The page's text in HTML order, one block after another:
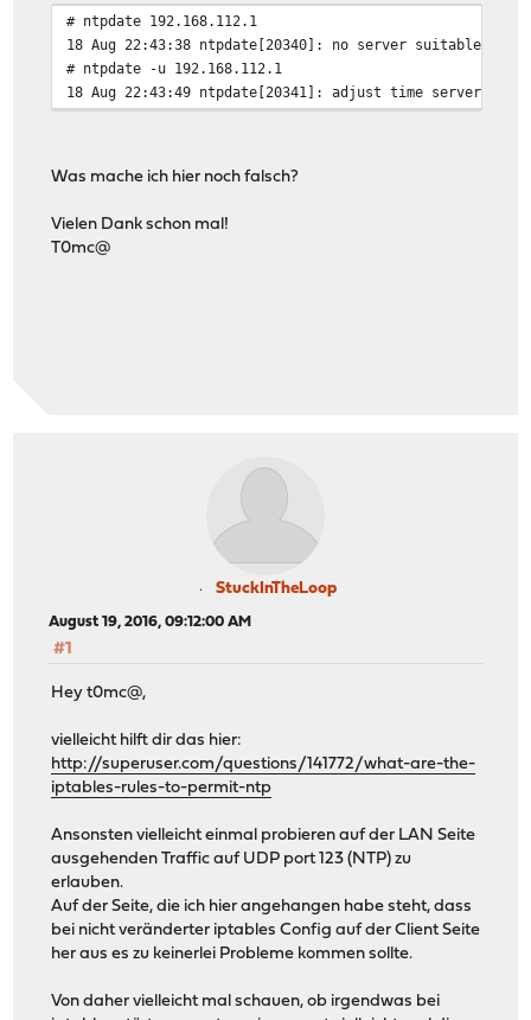
# ntpdate 192.168.112.1
18 Aug 22:43:38 ntpdate[20340]: no server suitable for
# ntpdate -u 192.168.112.1
18 Aug 22:43:49 ntpdate[20341]: adjust time server
Was mache ich hier noch falsch?
Vielen Dank schon mal!
T0mc@
StuckInTheLoop
August 19, 2016, 09:12:00 AM
#1
Hey t0mc@,
vielleicht hilft dir das hier:
http://superuser.com/questions/141772/what-are-the-
iptables-rules-to-permit-ntp
Ansonsten vielleicht einmal probieren auf der LAN Seite
ausgehenden Traffic auf UDP port 123 (NTP) zu
erlauben.
Auf der Seite, die ich hier angehangen habe steht, dass
bei nicht veränderter iptables Config auf der Client Seite
her aus es zu keinerlei Probleme kommen sollte.
Von daher vielleicht mal schauen, ob irgendwas bei